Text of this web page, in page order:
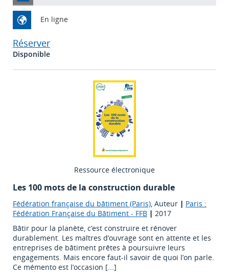
En ligne
Réserver
Disponible
Ressource électronique
Les 100 mots de la construction durable
Fédération française du bâtiment (Paris), Auteur | Paris :
Fédération Française du Bâtiment - FFB | 2017
Bâtir pour la planète, c’est construire et rénover
durablement. Les maîtres d’ouvrage sont en attente et les
entreprises de bâtiment prêtes à poursuivre leurs
engagements. Mais encore faut-il savoir de quoi l’on parle.
Ce mémento est l’occasion [...]